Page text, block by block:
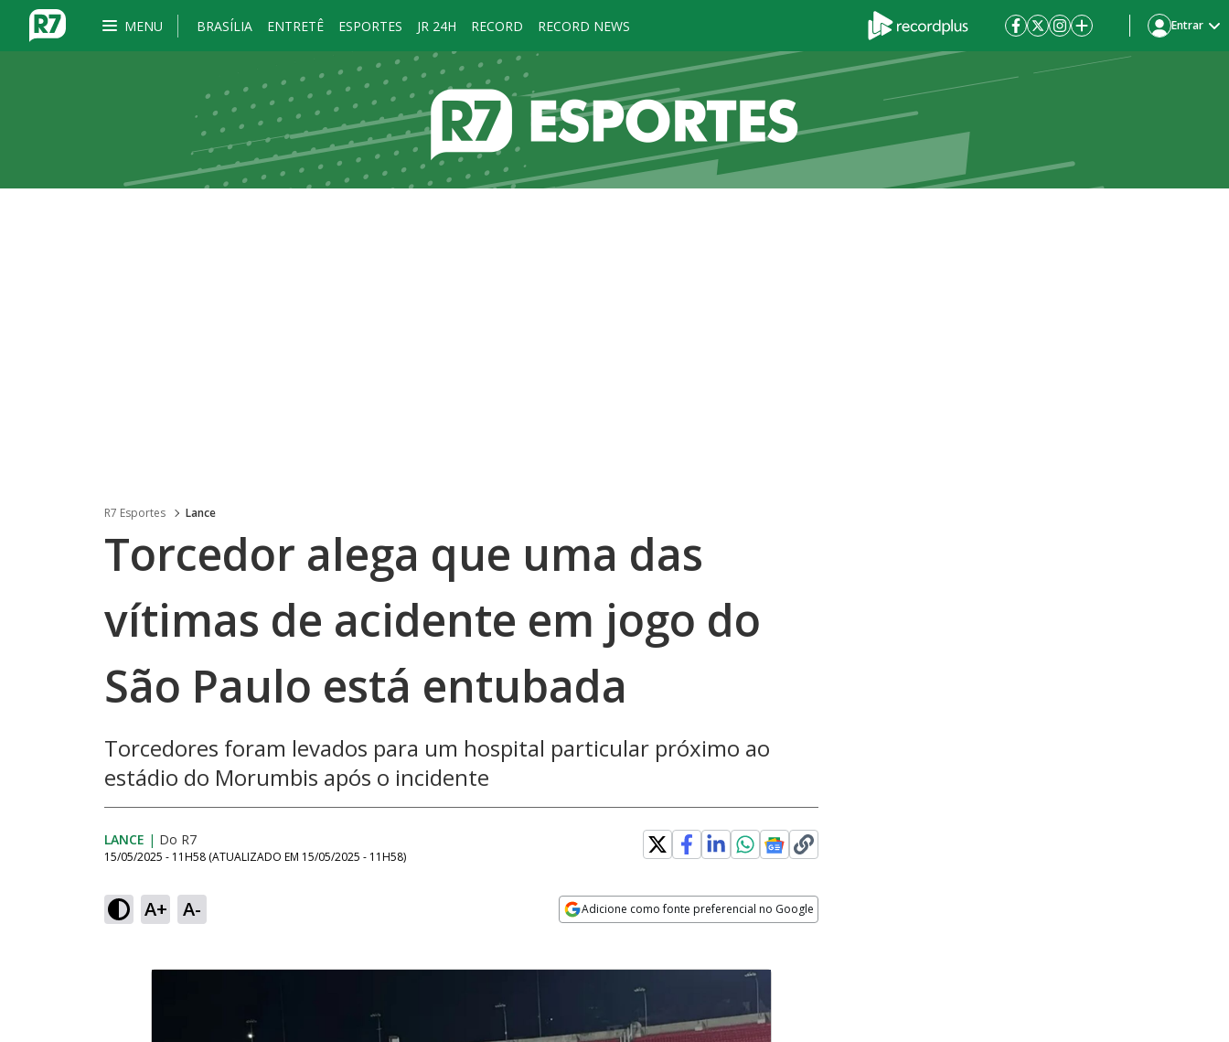
MENU BRASÍLIA ENTRETÊ ESPORTES JR 24H RECORD RECORD NEWS Entrar
R7 Esportes Lance
Torcedor alega que uma das
vítimas de acidente em jogo do
São Paulo está entubada
Torcedores foram levados para um hospital particular próximo ao
estádio do Morumbis após o incidente
LANCE | Do R7
15/05/2025 - 11H58 (ATUALIZADO EM 15/05/2025 - 11H58)
A+ A- Adicione como fonte preferencial no Google